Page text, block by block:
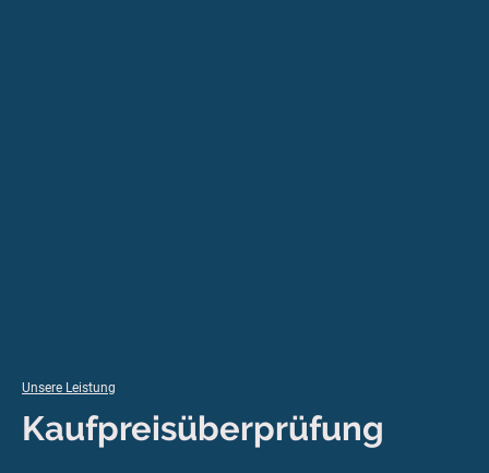
Unsere Leistung
Kaufpreisüberprüfung